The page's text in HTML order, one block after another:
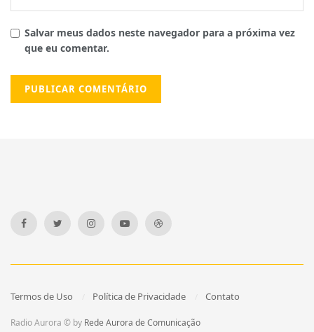
Salvar meus dados neste navegador para a próxima vez
que eu comentar.
Termos de Uso Política de Privacidade Contato
Radio Aurora © by Rede Aurora de Comunicação